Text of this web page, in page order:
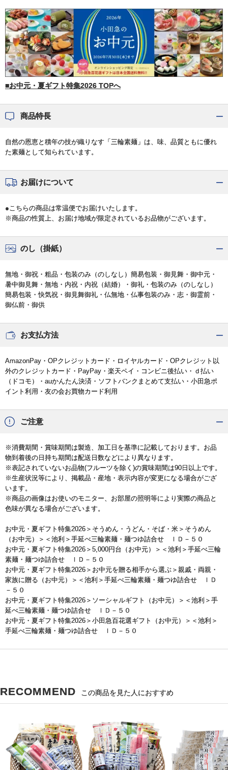
■お中元・夏ギフト特集2026 TOPへ
商品特長
自然の恩恵と積年の技が織りなす「三輪素麺」は、味、品質ともに優れ
た素麺として知られています。
お届けについて
●こちらの商品は常温便でお届けいたします。
※商品の性質上、お届け地域が限定されているお品物がございます。
のし（掛紙）
無地・御祝・粗品・包装のみ（のしなし）簡易包装・御見舞・御中元・
暑中御見舞・無地・内祝・内祝（結婚）・御礼・包装のみ（のしなし）
簡易包装・快気祝・御見舞御礼・仏無地・仏事包装のみ・志・御霊前・
御仏前・御供
お支払方法
AmazonPay・OPクレジットカード・ロイヤルカード・OPクレジット以
外のクレジットカード・PayPay・楽天ペイ・コンビニ後払い・ｄ払い
（ドコモ）・auかんたん決済・ソフトバンクまとめて支払い・小田急ポ
イント利用・友の会お買物カード利用
ご注意
※消費期間・賞味期間は製造、加工日を基準に記載しております。お品
物到着後の日持ち期間は配送日数などにより異なります。
※表記されていないお品物(フルーツを除く)の賞味期間は90日以上です。
※生産状況等により、掲載品・産地・表示内容が変更になる場合がござ
います。
※商品の画像はお使いのモニター、お部屋の照明等により実際の商品と
色味が異なる場合がございます。
お中元・夏ギフト特集2026 ＞ そうめん・うどん・そば・米 ＞ そうめん
（お中元）
＞＜池利＞手延べ三輪素麺・麺つゆ詰合せ ＩＤ－５０
お中元・夏ギフト特集2026 ＞ 5,000円台（お中元）
＞＜池利＞手延べ三輪
素麺・麺つゆ詰合せ ＩＤ－５０
お中元・夏ギフト特集2026 ＞ お中元を贈る相手から選ぶ ＞ 親戚・両親・
家族に贈る（お中元）
＞＜池利＞手延べ三輪素麺・麺つゆ詰合せ ＩＤ
－５０
お中元・夏ギフト特集2026 ＞ ソーシャルギフト（お中元）
＞＜池利＞手
延べ三輪素麺・麺つゆ詰合せ ＩＤ－５０
お中元・夏ギフト特集2026 ＞ 小田急百花選ギフト（お中元）
＞＜池利＞
手延べ三輪素麺・麺つゆ詰合せ ＩＤ－５０
RECOMMEND この商品を見た人におすすめ